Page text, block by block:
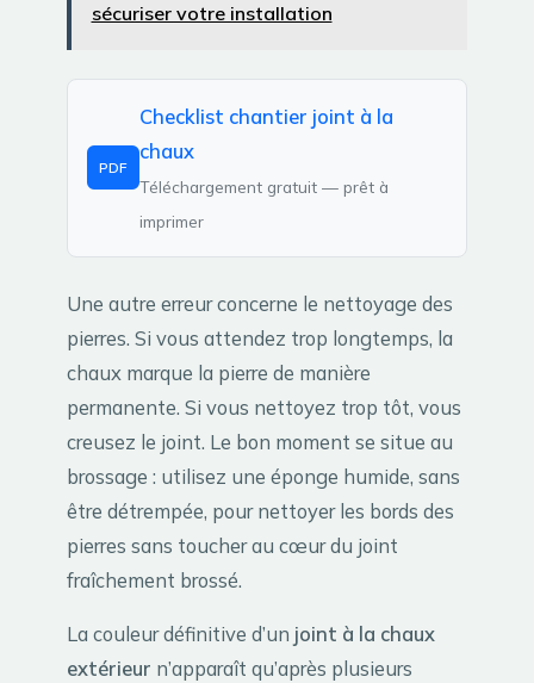
sécuriser votre installation
PDF
Checklist chantier joint à la
chaux
Téléchargement gratuit — prêt à
imprimer
Une autre erreur concerne le nettoyage des
pierres. Si vous attendez trop longtemps, la
chaux marque la pierre de manière
permanente. Si vous nettoyez trop tôt, vous
creusez le joint. Le bon moment se situe au
brossage : utilisez une éponge humide, sans
être détrempée, pour nettoyer les bords des
pierres sans toucher au cœur du joint
fraîchement brossé.
La couleur définitive d’un joint à la chaux
extérieur n’apparaît qu’après plusieurs